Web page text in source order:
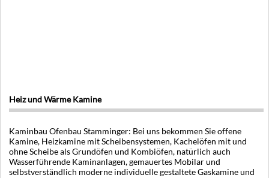
Heiz und Wärme Kamine
Kaminbau Ofenbau Stamminger: Bei uns bekommen Sie offene
Kamine, Heizkamine mit Scheibensystemen, Kachelöfen mit und
ohne Scheibe als Grundöfen und Kombiöfen, natürlich auch
Wasserführende Kaminanlagen, gemauertes Mobilar und
selbstverständlich moderne individuelle gestaltete Gaskamine und